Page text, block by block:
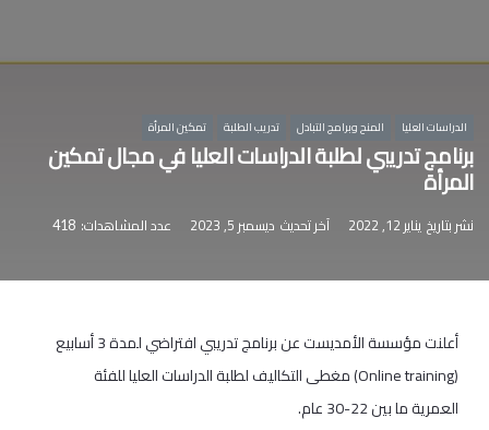
الدراسات العليا المنح وبرامج التبادل تدريب الطلبة تمكين المرأة
برنامج تدريبي لطلبة الدراسات العليا في مجال تمكين
المرأة
نشر بتاريخ يناير 12, 2022 آخر تحديث ديسمبر 5, 2023 عدد المشاهدات: 418
أعلنت مؤسسة الأمديست عن برنامج تدريبي افتراضي لمدة 3 أسابيع
(Online training) مغطى التكاليف لطلبة الدراسات العليا للفئة
العمرية ما بين 22-30 عام.